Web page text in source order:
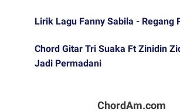
Lirik Lagu Fanny Sabila - Regang
Chord Gitar Tri Suaka Ft Zinidin
Jadi Permadani
ChordAm.com